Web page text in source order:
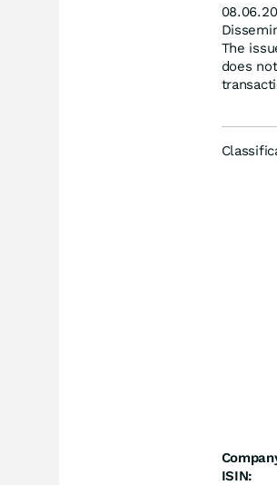
The
does
ISIN: